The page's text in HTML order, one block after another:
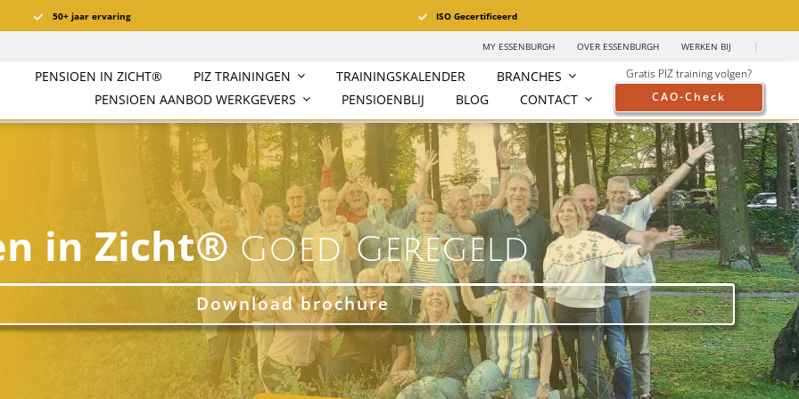
50+ jaar ervaring ISO Gecertificeerd
MY ESSENBURGH OVER ESSENBURGH WERKEN BIJ |
PENSIOEN IN ZICHT®️ PIZ TRAININGEN TRAININGSKALENDER
BRANCHES
PENSIOEN AANBOD WERKGEVERS
PENSIOENBLIJ BLOG CONTACT
Gratis PIZ training volgen?
CAO-Check
in Zicht®Goed Geregeld
Download brochure